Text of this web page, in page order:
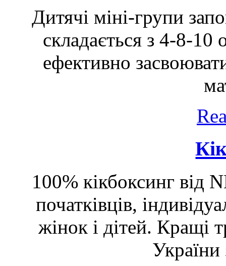
Дитячі міні-групи
складається з 4-8-10
ефективно
100% кікбоксинг від
початківців,
жінок і дітей. Кращі
України